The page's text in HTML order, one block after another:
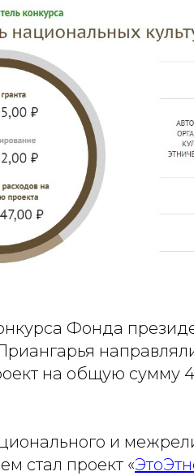
Фонда
на общую сумму
и
стал проект «